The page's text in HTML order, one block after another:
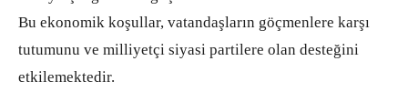
Bu ekonomik koşullar, vatandaşların göçmenlere karşı
tutumunu ve milliyetçi siyasi partilere olan desteğini
etkilemektedir.